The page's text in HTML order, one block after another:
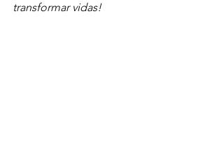
transformar vidas!